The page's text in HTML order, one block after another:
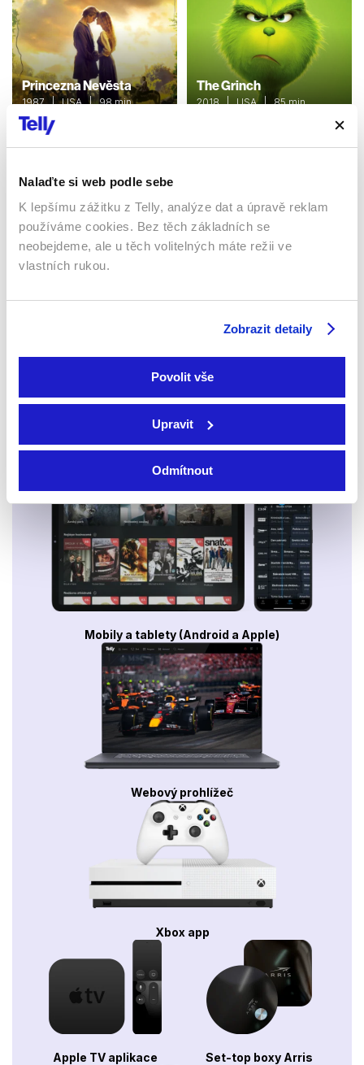
Nalaďte si web podle sebe
K lepšímu zážitku z Telly, analýze dat a úpravě reklam
používáme cookies. Bez těch základních se
neobejdeme, ale u těch volitelných máte režii ve
vlastních rukou.
Zobrazit detaily
Povolit vše
Upravit
Odmítnout
Princezna Nevěsta
1987 | USA | 98 min
Filmy / Rodinné / Dětské /
Pohádka
The Grinch
2018 | USA | 85 min
Animované / Dětské / Fantasy
Sledujte kdekoliv až na 6 zařízeních
Sledovat internetovou televizi jde odkudkoliv
po celé EU, a to až na 6 zařízeních.
Smart TV - Android, Google, Samsung, LG, VIDAA
Mobily a tablety (Android a Apple)
Webový prohlížeč
Xbox app
Apple TV aplikace Set-top boxy Arris